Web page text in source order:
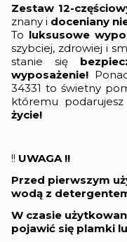
Zestaw 12-
znany i doceniany
To luksusowe
szybciej, zdrowiej i
stanie się
wyposażenie!
34331 to świetny
któremu podarujesz
życie!
!! UWAGA !!
Przed pierwszym
wodą z
W czasie
pojawić się plamki